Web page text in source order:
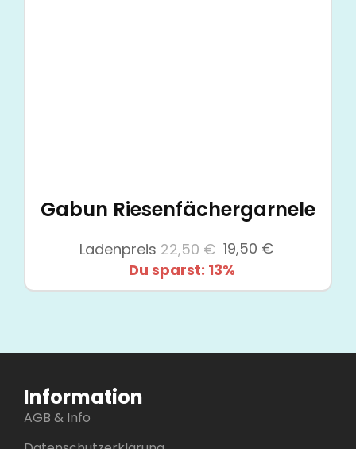
Gabun Riesenfächergarnele
Ladenpreis 22,50€ Ursprünglicher
Preis
war:
19,50 €
ist:
Du sparst: 13%
Information
AGB & Info